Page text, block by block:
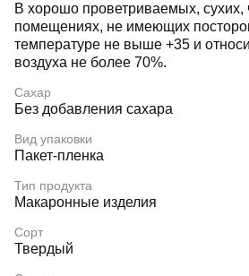
В хорошо проветриваемых, сухих,
помещениях, не имеющих
температуре не выше +35 и
воздуха не более 70%.
Сахар
Без добавления сахара
Вид упаковки
Пакет-пленка
Тип продукта
Макаронные изделия
Сорт
Твердый